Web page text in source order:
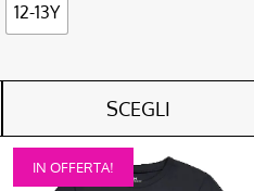
12-13Y
SCEGLI
IN OFFERTA!
Questo
prodotto